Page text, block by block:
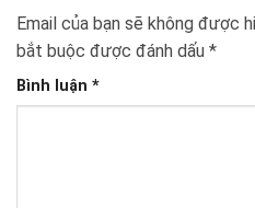
Email của bạn sẽ không được
bắt buộc được đánh dấu *
Bình luận *